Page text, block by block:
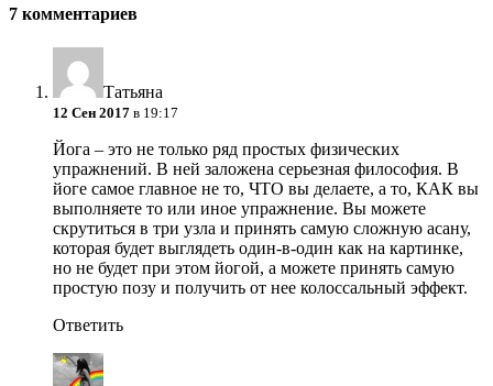
7 комментариев
Татьяна
12 Сен 2017 в 19:17
Йога – это не только ряд простых физических
упражнений. В ней заложена серьезная философия. В
йоге самое главное не то, ЧТО вы делаете, а то, КАК вы
выполняете то или иное упражнение. Вы можете
скрутиться в три узла и принять самую сложную асану,
которая будет выглядеть один-в-один как на картинке,
но не будет при этом йогой, а можете принять самую
простую позу и получить от нее колоссальный эффект.
Ответить